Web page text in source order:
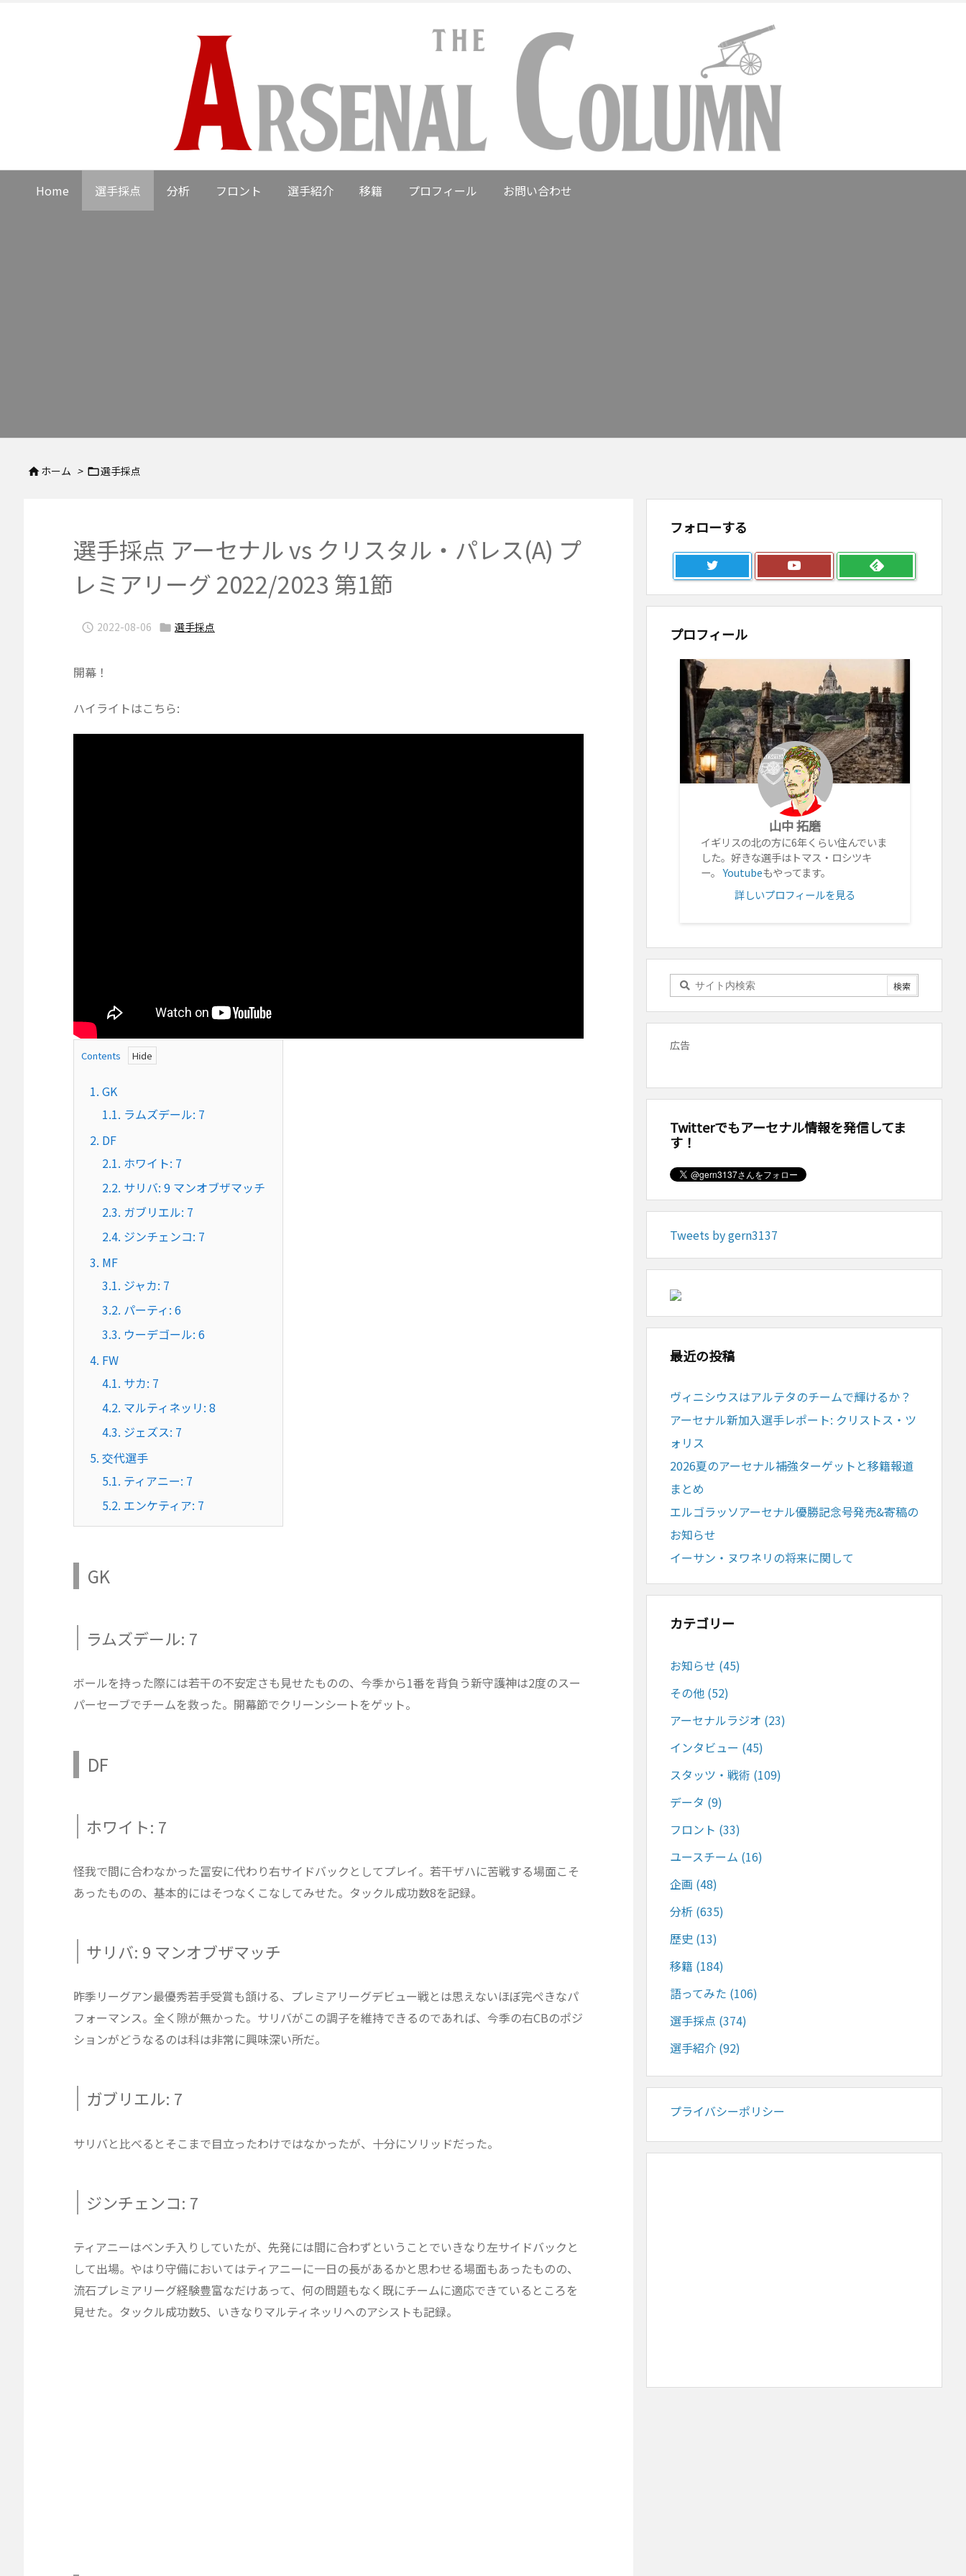
Home 選手採点 分析 フロント 選手紹介 移籍 プロフィール お問い合わせ
ホーム > 選手採点
選手採点 アーセナル vs クリスタル・パレス(A) プ
レミアリーグ 2022/2023 第1節
 2022-08-06  選手採点
開幕！
ハイライトはこちら:
Contents
1. GK
1.1. ラムズデール: 7
2. DF
2.1. ホワイト: 7
2.2. サリバ: 9 マンオブザマッチ
2.3. ガブリエル: 7
2.4. ジンチェンコ: 7
3. MF
3.1. ジャカ: 7
3.2. パーティ: 6
3.3. ウーデゴール: 6
4. FW
4.1. サカ: 7
4.2. マルティネッリ: 8
4.3. ジェズス: 7
5. 交代選手
5.1. ティアニー: 7
5.2. エンケティア: 7
GK
ラムズデール: 7
ボールを持った際には若干の不安定さも見せたものの、今季から1番を背負う新守護神は2度のスー
パーセーブでチームを救った。開幕節でクリーンシートをゲット。
DF
ホワイト: 7
怪我で間に合わなかった冨安に代わり右サイドバックとしてプレイ。若干ザハに苦戦する場面こそ
あったものの、基本的にはそつなくこなしてみせた。タックル成功数8を記録。
サリバ: 9 マンオブザマッチ
昨季リーグアン最優秀若手受賞も頷ける、プレミアリーグデビュー戦とは思えないほぼ完ぺきなパ
フォーマンス。全く隙が無かった。サリバがこの調子を維持できるのであれば、今季の右CBのポジ
ションがどうなるのは科は非常に興味深い所だ。
ガブリエル: 7
サリバと比べるとそこまで目立ったわけではなかったが、十分にソリッドだった。
ジンチェンコ: 7
ティアニーはベンチ入りしていたが、先発には間に合わずということでいきなり左サイドバックと
して出場。やはり守備においてはティアニーに一日の長があるかと思わせる場面もあったものの、
流石プレミアリーグ経験豊富なだけあって、何の問題もなく既にチームに適応できているところを
見せた。タックル成功数5、いきなりマルティネッリへのアシストも記録。
フォローする
プロフィール
山中 拓磨
イギリスの北の方に6年くらい住んでいま
した。好きな選手はトマス・ロシツキ
ー。Youtubeもやってます。
詳しいプロフィールを見る
広告
Twitterでもアーセナル情報を発信してま
す！
Tweets by gern3137
最近の投稿
ヴィニシウスはアルテタのチームで輝けるか？
アーセナル新加入選手レポート: クリストス・ツ
ォリス
2026夏のアーセナル補強ターゲットと移籍報道
まとめ
エルゴラッソアーセナル優勝記念号発売&寄稿の
お知らせ
イーサン・ヌワネリの将来に関して
カテゴリー
お知らせ (45)
その他 (52)
アーセナルラジオ (23)
インタビュー (45)
スタッツ・戦術 (109)
データ (9)
フロント (33)
ユースチーム (16)
企画 (48)
分析 (635)
歴史 (13)
移籍 (184)
語ってみた (106)
選手採点 (374)
選手紹介 (92)
プライバシーポリシー